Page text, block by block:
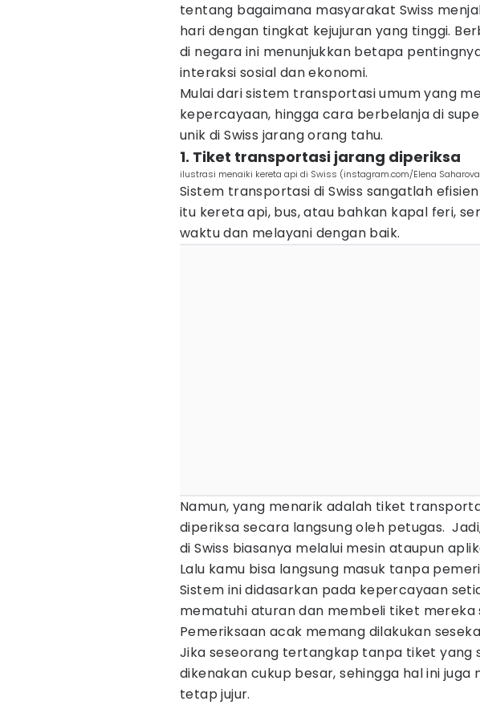
tentang bagaimana masyarakat Swiss
hari dengan tingkat kejujuran yang tinggi.
di negara ini menunjukkan betapa
interaksi sosial dan ekonomi.
Mulai dari sistem transportasi umum yang
kepercayaan, hingga cara berbelanja di
unik di Swiss jarang orang tahu.
1. Tiket transportasi jarang diperiksa
ilustrasi menaiki kereta api di Swiss (instagram.com/Elena
Sistem transportasi di Swiss sangatlah
itu kereta api, bus, atau bahkan kapal feri,
waktu dan melayani dengan baik.
Namun, yang menarik adalah tiket
diperiksa secara langsung oleh petugas.
di Swiss biasanya melalui mesin ataupun
Lalu kamu bisa langsung masuk tanpa
Sistem ini didasarkan pada kepercayaan
mematuhi aturan dan membeli tiket mereka
Pemeriksaan acak memang dilakukan
Jika seseorang tertangkap tanpa tiket yang
dikenakan cukup besar, sehingga hal ini
tetap jujur.